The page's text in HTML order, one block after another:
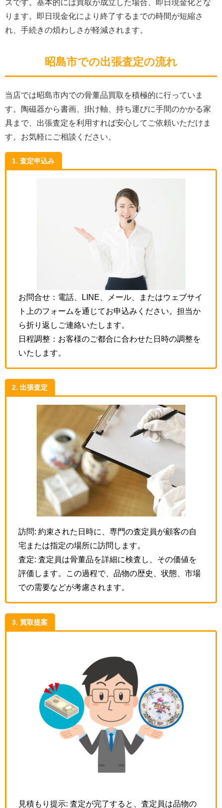
ズです。基本的には買取が成立した場合、即日現金化とな
ります。即日現金化により終了するまでの時間が短縮さ
れ、手続きの煩わしさが軽減されます。
昭島市での出張査定の流れ
当店では昭島市内での骨董品買取を積極的に行っていま
す。陶磁器から書画、掛け軸、持ち運びに手間のかかる家
具まで、出張査定を利用すれば安心してご依頼いただけま
す。お気軽にご相談ください。
1. 査定申込み
お問合せ：電話、LINE、メール、またはウェブサイ
ト上のフォームを通じてお申込みください。担当か
ら折り返しご連絡いたします。
日程調整：お客様のご都合に合わせた日時の調整を
いたします。
2. 出張査定
訪問: 約束された日時に、専門の査定員が顧客の自
宅または指定の場所に訪問します。
査定: 査定員は骨董品を詳細に検査し、その価値を
評価します。この過程で、品物の歴史、状態、市場
での需要などが考慮されます。
3. 買取提案
見積もり提示: 査定が完了すると、査定員は品物の